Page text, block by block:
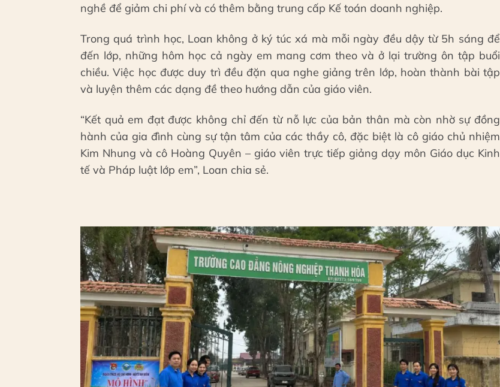
nghề để giảm chi phí và có thêm bằng trung cấp Kế toán doanh nghiệp.
Trong quá trình học, Loan không ở ký túc xá mà mỗi ngày đều dậy từ 5h sáng để
đến lớp, những hôm học cả ngày em mang cơm theo và ở lại trường ôn tập buổi
chiều. Việc học được duy trì đều đặn qua nghe giảng trên lớp, hoàn thành bài tập
và luyện thêm các dạng đề theo hướng dẫn của giáo viên.
“Kết quả em đạt được không chỉ đến từ nỗ lực của bản thân mà còn nhờ sự đồng
hành của gia đình cùng sự tận tâm của các thầy cô, đặc biệt là cô giáo chủ nhiệm
Kim Nhung và cô Hoàng Quyên – giáo viên trực tiếp giảng dạy môn Giáo dục Kinh
tế và Pháp luật lớp em”, Loan chia sẻ.